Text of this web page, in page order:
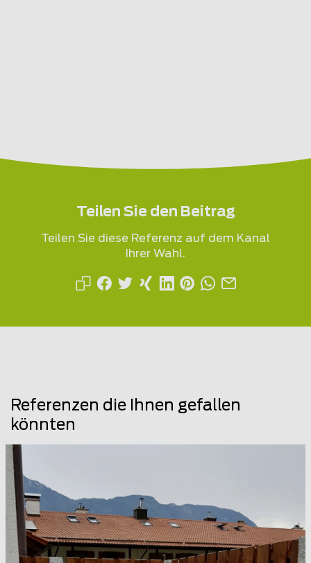
Teilen Sie den Beitrag
Teilen Sie diese Referenz auf dem Kanal
Ihrer Wahl.
Referenzen die Ihnen gefallen
könnten